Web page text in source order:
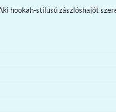
hookah-stílusú zászlóshajót